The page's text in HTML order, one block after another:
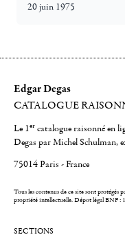
20 juin 1975
Edgar Degas
CATALOGUE
Le 1er catalogue raisonné en
Degas par Michel Schulman,
75014 Paris - France
Tous les contenus de ce site sont protégés
propriété intellectuelle.Dépot légal BNF :
SECTIONS